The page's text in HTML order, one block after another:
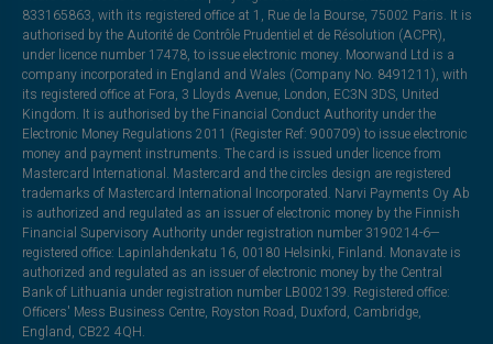
833165863, with its registered office at 1, Rue de la Bourse, 75002 Paris. It is
authorised by the Autorité de Contrôle Prudentiel et de Résolution (ACPR),
under licence number 17478, to issue electronic money. Moorwand Ltd is a
company incorporated in England and Wales (Company No. 8491211), with
its registered office at Fora, 3 Lloyds Avenue, London, EC3N 3DS, United
Kingdom. It is authorised by the Financial Conduct Authority under the
Electronic Money Regulations 2011 (Register Ref: 900709) to issue electronic
money and payment instruments. The card is issued under licence from
Mastercard International. Mastercard and the circles design are registered
trademarks of Mastercard International Incorporated. Narvi Payments Oy Ab
is authorized and regulated as an issuer of electronic money by the Finnish
Financial Supervisory Authority under registration number 3190214-6—
registered office: Lapinlahdenkatu 16, 00180 Helsinki, Finland. Monavate is
authorized and regulated as an issuer of electronic money by the Central
Bank of Lithuania under registration number LB002139. Registered office:
Officers' Mess Business Centre, Royston Road, Duxford, Cambridge,
England, CB22 4QH.